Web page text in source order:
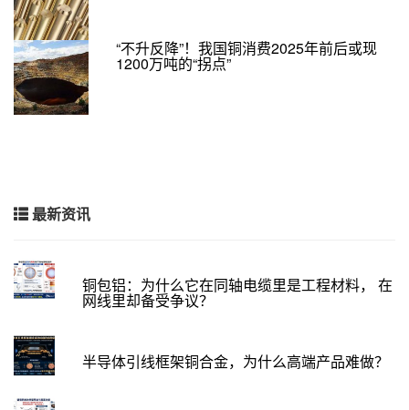
“不升反降”！我国铜消费2025年前后或现
1200万吨的“拐点”
最新资讯
铜包铝：为什么它在同轴电缆里是工程材料， 在
网线里却备受争议？
半导体引线框架铜合金，为什么高端产品难做？